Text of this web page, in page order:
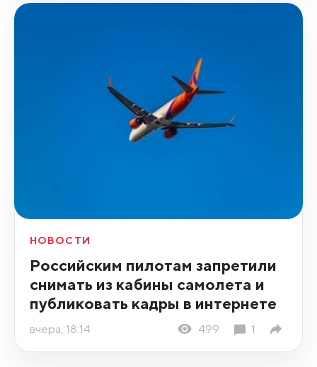
НОВОСТИ
Российским пилотам запретили
снимать из кабины самолета и
публиковать кадры в интернете
вчера, 18:14 499 1